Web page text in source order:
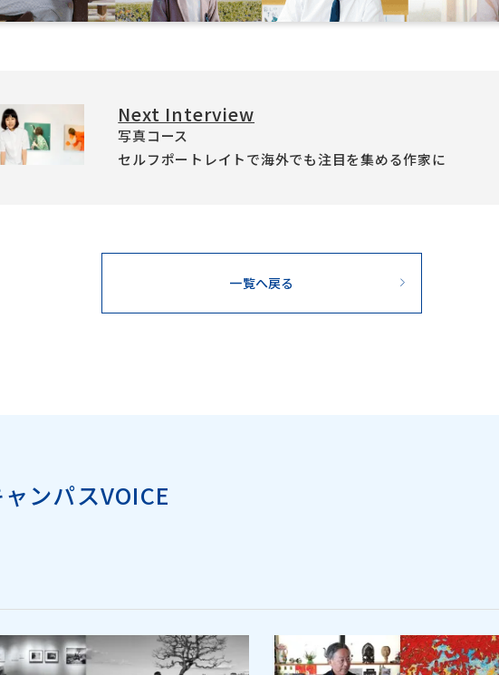
Next Interview
写真コース
セルフポートレイトで海外でも注目を集める作家に
一覧へ戻る
ンパスVOICE